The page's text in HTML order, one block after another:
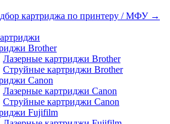
картриджа по принтеру / МФУ →
Brother
Лазерные картриджи Brother
Струйные картриджи Brother
Canon
Лазерные картриджи Canon
Струйные картриджи Canon
Fujifilm